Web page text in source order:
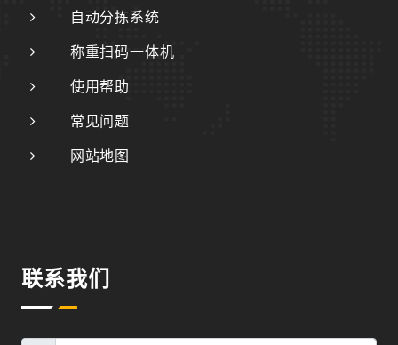
自动分拣系统
称重扫码一体机
使用帮助
常见问题
网站地图
联系我们